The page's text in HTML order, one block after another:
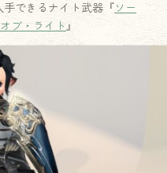
できるナイト武器『ソー
ブ・ライト』